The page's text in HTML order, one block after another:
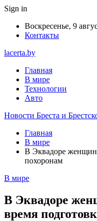
Sign in
Воскресенье, 9
Контакты
lacerta.by
Главная
В мире
Технологии
Авто
Новости Бреста и
Главная
В мире
В Эквадоре
похоронам
В мире
В Эквадоре
время